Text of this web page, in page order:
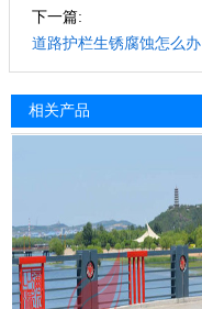
下一篇:
道路护栏生锈腐蚀怎么办
相关产品